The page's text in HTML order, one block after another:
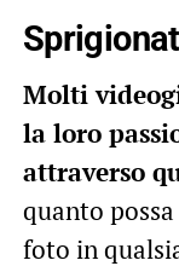
Molti
la loro
attraverso
quanto
foto in